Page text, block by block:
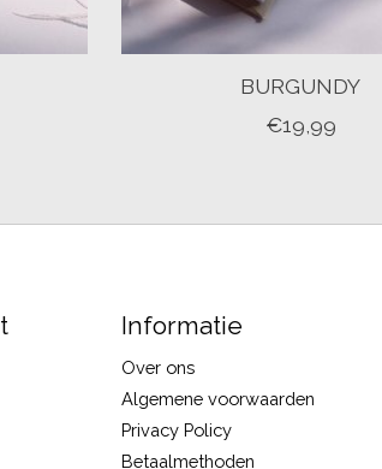
BURGUNDY
€19,99
Informatie
Over ons
Algemene voorwaarden
Privacy Policy
Betaalmethoden